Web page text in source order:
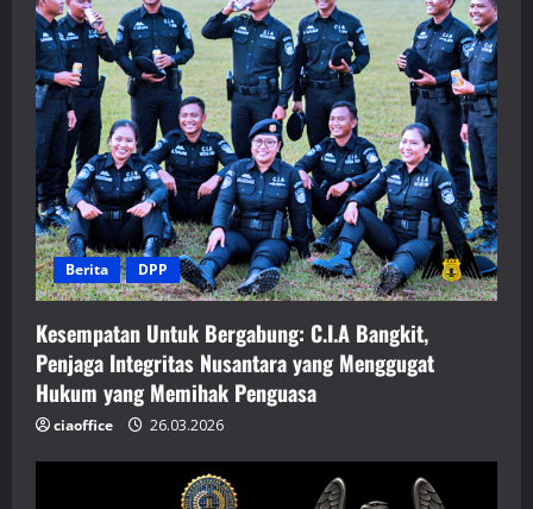
Berita DPP
Kesempatan Untuk Bergabung: C.I.A Bangkit,
Penjaga Integritas Nusantara yang Menggugat
Hukum yang Memihak Penguasa
ciaoffice 26.03.2026